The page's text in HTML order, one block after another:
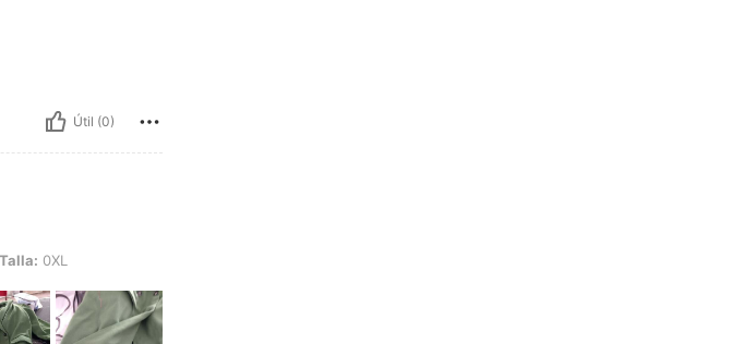
Útil (0)
Cintura: 108 cm / 43 in, Busto: 120 cm / 47.2 in, Color: Verde, Talla: 0XL
Talla: 0XL